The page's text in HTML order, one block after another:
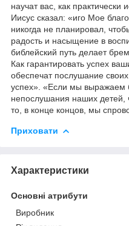
научат вас, как практически
Иисус сказал: «иго Мое
никогда не планировал,
радость и насыщение в
библейский путь делает
Как гарантировать успех
обеспечат послушание
успех». «Если мы выражаем
непослушания наших детей,
то, в конце концов, мы
Приховати
Характеристики
Основні атрибути
Виробник